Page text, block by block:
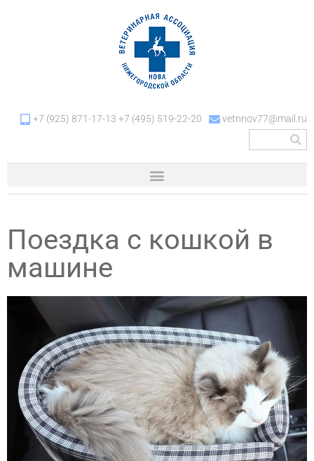
+7 (925) 871-17-13 +7 (495) 519-22-20 vetnnov77@mail.ru
Поездка с кошкой в
машине